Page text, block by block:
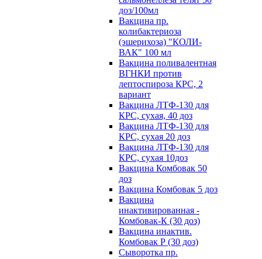
доз/100мл
Вакцина пр.
колибактериоза
(эшерихоза) "КОЛИ-
ВАК" 100 мл
Вакцина поливалентная
ВГНКИ против
лептоспироза КРС, 2
вариант
Вакцина ЛТФ-130 для
КРС, сухая, 40 доз
Вакцина ЛТФ-130 для
КРС, сухая 20 доз
Вакцина ЛТФ-130 для
КРС, сухая 10доз
Вакцина Комбовак 50
доз
Вакцина Комбовак 5 доз
Вакцина
инактивированная -
Комбовак-К (30 доз)
Вакцина инактив.
Комбовак Р (30 доз)
Сыворотка пр.